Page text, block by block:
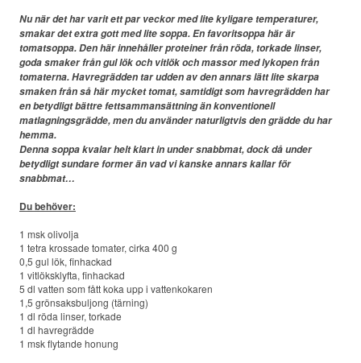
OM MIG
ERBJUDANDEN
KONTAKT
LAVENDELGÖMMAN
INTEGRITETSPOLICY
RECEPT
MINA BÖCKER
INLOGGNING
Nu när det har varit ett par veckor med lite kyligare temperaturer,
smakar det extra gott med lite soppa. En favoritsoppa här är
tomatsoppa. Den här innehåller proteiner från röda, torkade linser,
goda smaker från gul lök och vitlök och massor med lykopen från
tomaterna. Havregrädden tar udden av den annars lätt lite skarpa
smaken från så här mycket tomat, samtidigt som havregrädden har
en betydligt bättre fettsammansättning än konventionell
matlagningsgrädde, men du använder naturligtvis den grädde du har
hemma.
Denna soppa kvalar helt klart in under snabbmat, dock då under
betydligt sundare former än vad vi kanske annars kallar för
snabbmat…
Du behöver:
1 msk olivolja
1 tetra krossade tomater, cirka 400 g
0,5 gul lök, finhackad
1 vitlöksklyfta, finhackad
5 dl vatten som fått koka upp i vattenkokaren
1,5 grönsaksbuljong (tärning)
1 dl röda linser, torkade
1 dl havregrädde
1 msk flytande honung